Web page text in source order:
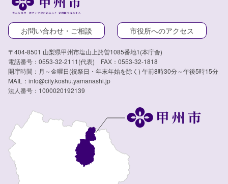
お問い合わせ・ご相談 市役所へのアクセス
〒404-8501 山梨県甲州市塩山上於曽1085番地1(本庁舎)
電話番号：0553-32-2111(代表) FAX：0553-32-1818
開庁時間：月～金曜日(祝祭日・年末年始を除く) 午前8時30分～午後5時15分
MAIL：info@city.koshu.yamanashi.jp
法人番号：1000020192139